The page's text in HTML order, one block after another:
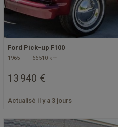
Ford Pick-up F100
1965 66510 km
13 940 €
Actualisé il y a 3 jours